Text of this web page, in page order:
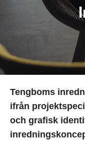
Tengboms
ifrån
och grafisk